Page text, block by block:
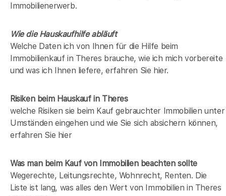
Immobilienerwerb.
Wie die Hauskaufhilfe abläuft
Welche Daten ich von Ihnen für die Hilfe beim
Immobilienkauf in Theres brauche, wie ich mich vorbereite
und was ich Ihnen liefere, erfahren Sie hier.
Risiken beim Hauskaufin Theres
welche Risiken sie beim Kauf gebrauchter Immobilien unter
Umständen eingehen und wie Sie sich absichern können,
erfahren Sie hier
Was man beim Kauf von Immobilien beachten sollte
Wegerechte, Leitungsrechte, Wohnrecht, Renten. Die
Liste ist lang, was alles den Wert von Immobilien in Theres